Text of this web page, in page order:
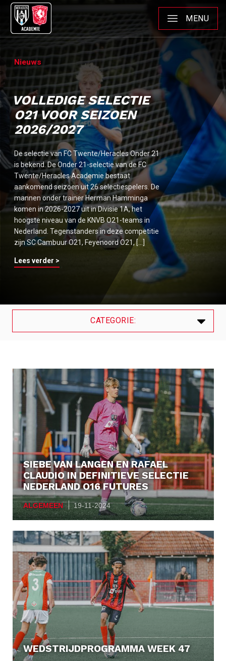
MENU
Nieuws
VOLLEDIGE SELECTIE
O21 VOOR SEIZOEN
2026/2027
De selectie van FC Twente/Heracles Onder 21
is bekend. De Onder 21-selectie van de FC
Twente/Heracles Academie bestaat
aankomend seizoen uit 26 selectiespelers. De
mannen onder trainer Herman Hamminga
komen in 2026-2027 uit in Divisie 1A, het
hoogste niveau van de KNVB O21-teams in
Nederland. Tegenstanders in deze competitie
zijn SC Cambuur O21, Feyenoord O21, […]
Lees verder >
CATEGORIE:
Algemeen
Contracten
Internationals
Nieuwsbrief
Partners
Regioplan
Vacatures
Wedstrijden
SIEBE VAN LANGEN EN RAFAEL
CLAUDIO IN DEFINITIEVE SELECTIE
NEDERLAND O16 FUTURES
ALGEMEEN 19-11-2024
WEDSTRIJDPROGRAMMA WEEK 47